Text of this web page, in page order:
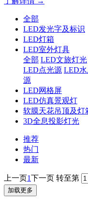
全部
LED发光字及标识
LED灯箱
LED室外灯具
全部 LED文旅灯光
LED点光源 LED
源
LED网格屏
LED仿真景观灯
软膜天花吊顶及灯
3D全息投影灯光
推荐
热门
最新
上一页1下一页 转至第
加载更多